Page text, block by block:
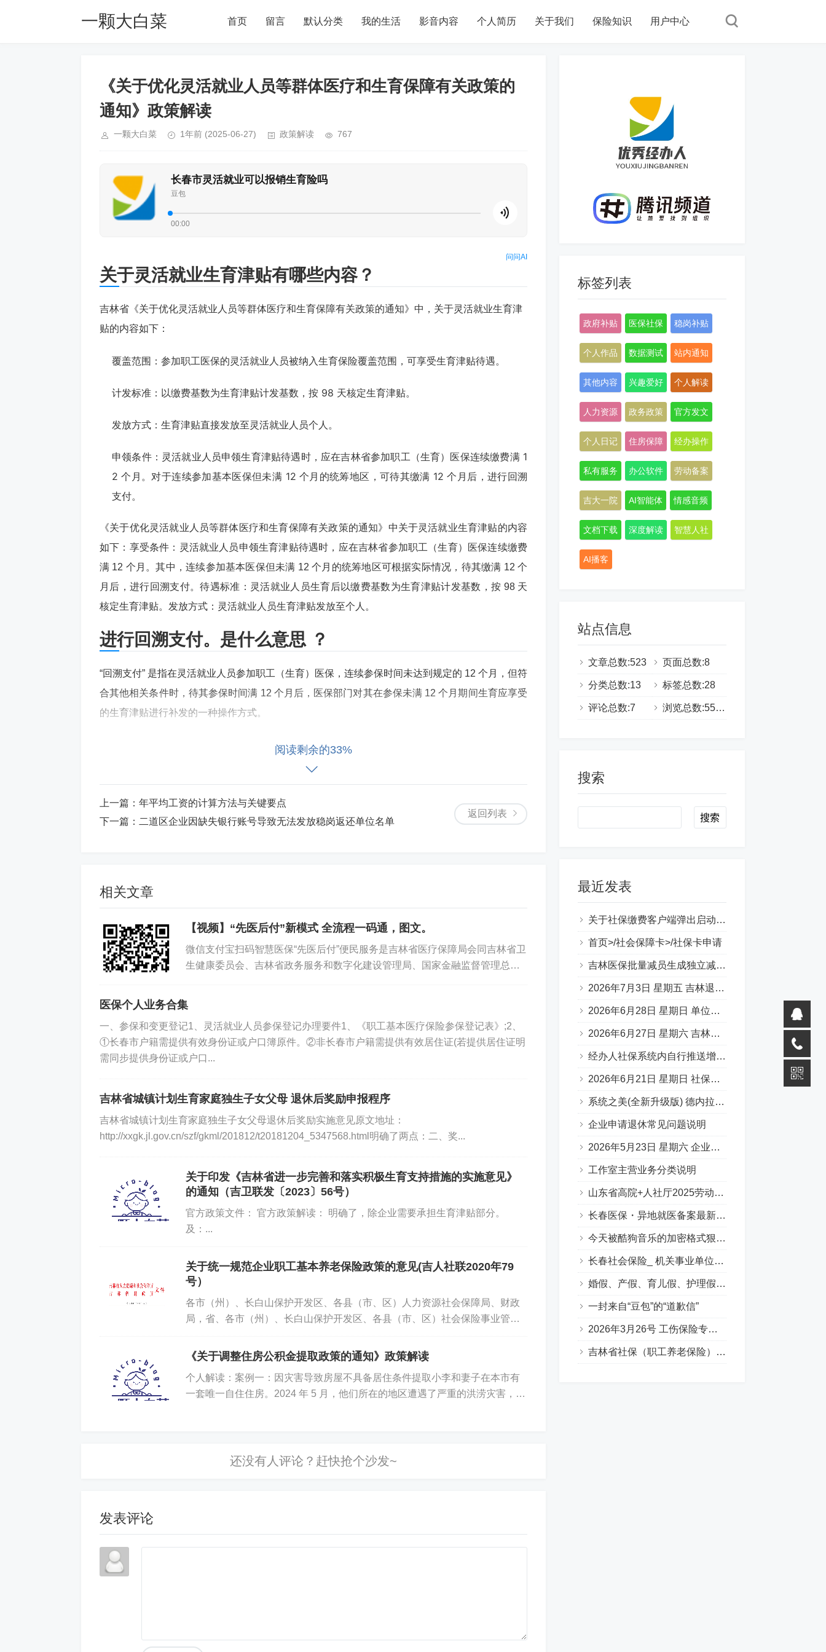
一颗大白菜 首页 留言 默认分类 我的生活 影音内容 个人简历 关于我们 保险知识 用户中心
《关于优化灵活就业人员等群体医疗和生育保障有关政策的
通知》政策解读
一颗大白菜 1年前 (2025-06-27) 政策解读 767
长春市灵活就业可以报销生育险吗
豆包
00:00
问问AI
关于灵活就业生育津贴有哪些内容？
吉林省《关于优化灵活就业人员等群体医疗和生育保障有关政策的通知》中，关于灵活就业生育津
贴的内容如下：
覆盖范围：参加职工医保的灵活就业人员被纳入生育保险覆盖范围，可享受生育津贴待遇。
计发标准：以缴费基数为生育津贴计发基数，按 98 天核定生育津贴。
发放方式：生育津贴直接发放至灵活就业人员个人。
申领条件：灵活就业人员申领生育津贴待遇时，应在吉林省参加职工（生育）医保连续缴费满 1
2 个月。对于连续参加基本医保但未满 12 个月的统筹地区，可待其缴满 12 个月后，进行回溯
支付。
《关于优化灵活就业人员等群体医疗和生育保障有关政策的通知》中关于灵活就业生育津贴的内容
如下：享受条件：灵活就业人员申领生育津贴待遇时，应在吉林省参加职工（生育）医保连续缴费
满 12 个月。其中，连续参加基本医保但未满 12 个月的统筹地区可根据实际情况，待其缴满 12 个
月后，进行回溯支付。待遇标准：灵活就业人员生育后以缴费基数为生育津贴计发基数，按 98 天
核定生育津贴。发放方式：灵活就业人员生育津贴发放至个人。
进行回溯支付。是什么意思 ？
“回溯支付” 是指在灵活就业人员参加职工（生育）医保，连续参保时间未达到规定的 12 个月，但符
合其他相关条件时，待其参保时间满 12 个月后，医保部门对其在参保未满 12 个月期间生育应享受
的生育津贴进行补发的一种操作方式。
例如，小王是吉林省的一名灵活就业人员，于 2025 年 1 月开始参加职工（生育）医保，2025 年 5
月生育孩子，此时小王参加医保未满 12 个月，不能立即申领生育津贴。但根据政策，小王所在统
筹地区可待其缴满 12 个月，即到 2026 年 1 月时，医保部门会对其 2025 年 5 月生育时应享受的生
育津贴进行计算和发放，按照生育津贴以缴费基数为计发基数、按 98 天核定的标准，将相应金额
的生育津贴发放至小王个人，这就是回溯支付。
如果您对本文有异议，请先阅读本站《
标签: 医保社保 政务政策 个人解读
你好优秀经办人微信公众号
阅读剩余的33%
返回列表
上一篇： 年平均工资的计算方法与关键要点
下一篇： 二道区企业因缺失银行账号导致无法发放稳岗返还单位名单
相关文章
【视频】“先医后付”新模式 全流程一码通，图文。
微信支付宝扫码智慧医保“先医后付”便民服务是吉林省医疗保障局会同吉林省卫
生健康委员会、吉林省政务服务和数字化建设管理局、国家金融监督管理总局
医保个人业务合集
一、参保和变更登记1、灵活就业人员参保登记办理要件1、《职工基本医疗保险参保登记表》;2、
①长春市户籍需提供有效身份证或户口簿原件。②非长春市户籍需提供有效居住证(若提供居住证明
需同步提供身份证或户口...
吉林省城镇计划生育家庭独生子女父母 退休后奖励申报程序
吉林省城镇计划生育家庭独生子女父母退休后奖励实施意见原文地址：
http://xxgk.jl.gov.cn/szf/gkml/201812/t20181204_5347568.html明确了两点：二、奖...
关于印发《吉林省进一步完善和落实积极生育支持措施的实施意见》
的通知（吉卫联发〔2023〕56号）
官方政策文件： 官方政策解读： 明确了，除企业需要承担生育津贴部分。
及：...
关于统一规范企业职工基本养老保险政策的意见(吉人社联2020年79
号）
各市（州）、长白山保护开发区、各县（市、区）人力资源社会保障局、财政
局，省、各市（州）、长白山保护开发区、各县（市、区）社会保险事业管理
《关于调整住房公积金提取政策的通知》政策解读
个人解读：案例一：因灾害导致房屋不具备居住条件提取小李和妻子在本市有
一套唯一自住住房。2024 年 5 月，他们所在的地区遭遇了严重的洪涝灾害，房
发表评论
标签列表
政府补贴 医保社保 稳岗补贴
个人作品 数据测试 站内通知
其他内容 兴趣爱好 个人解读
人力资源 政务政策 官方发文
个人日记 住房保障 经办操作
私有服务 办公软件 劳动备案
吉大一院 AI智能体 情感音频
文档下载 深度解读 智慧人社
AI播客
站点信息
文章总数:523 页面总数:8
分类总数:13 标签总数:28
评论总数:7 浏览总数:555334
搜索
Search
最近发表
关于社保缴费客户端弹出启动错误提示（0xc000007b）
首页>/社会保障卡>/社保卡申请
吉林医保批量减员生成独立减员表图片
2026年7月3日 星期五 吉林退休一件事 材料说明 （转载）
2026年6月28日 星期日 单位缴费基数申报承诺书
2026年6月27日 星期六 吉林省50岁退休，啥条件？
经办人社保系统内自行推送增减员步骤
2026年6月21日 星期日 社保补缴 官方口述：
系统之美(全新升级版) 德内拉梅多斯
企业申请退休常见问题说明
2026年5月23日 星期六 企业职工基本养老保险专场问答汇总
工作室主营业务分类说明
山东省高院+人社厅2025劳动人事争议十大典型案例
长春医保・异地就医备案最新要点
今天被酷狗音乐的加密格式狠狠上了一课…
长春社会保险_ 机关事业单位养老保险（含职业年金）（Q&A版）
婚假、产假、育儿假、护理假（吉林省地方政策）
一封来自“豆包”的“道歉信”
2026年3月26号 工伤保险专场答疑（Q&A版）
吉林省社保（职工养老保险）补缴政策全解